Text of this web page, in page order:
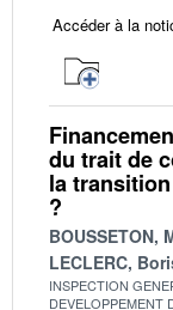
Accéder à la
du trait de
la
?
BOUSSETON,
LECLERC,
INSPECTION
DEVELOPPEMENT